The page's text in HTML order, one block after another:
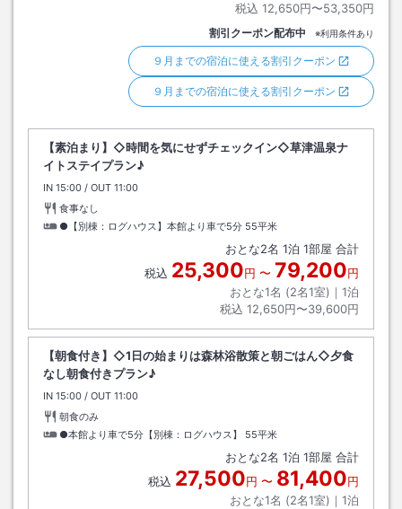
税込 12,650円〜53,350円
割引クーポン配布中 ※利用条件あり
９月までの宿泊に使える割引クーポン
９月までの宿泊に使える割引クーポン
【素泊まり】◇時間を気にせずチェックイン◇草津温泉ナ
イトステイプラン♪
IN チェックイン
15:00 / OUT チェックアウト
11:00
食事なし
●【別棟：ログハウス】本館より車で5分 55平米
おとな2名 1泊 1部屋 合計
税込 25,300円 〜 79,200円
おとな1名 (2名1室)｜ 1泊
税込 12,650円〜39,600円
【朝食付き】◇1日の始まりは森林浴散策と朝ごはん◇夕食
なし朝食付きプラン♪
IN チェックイン
15:00 / OUT チェックアウト
11:00
朝食のみ
●本館より車で5分【別棟：ログハウス】
55平米
おとな2名 1泊 1部屋 合計
税込 27,500円 〜 81,400円
おとな1名 (2名1室)｜ 1泊